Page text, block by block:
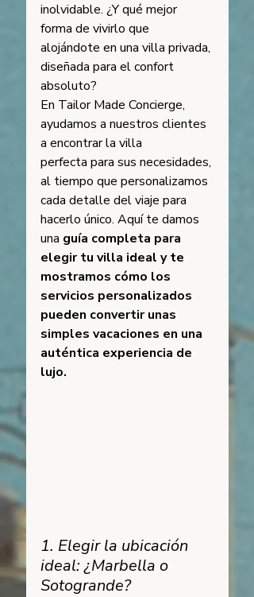
inolvidable. ¿Y qué mejor
forma de vivirlo que
alojándote en una villa privada,
diseñada para el confort
absoluto?
En Tailor Made Concierge,
ayudamos a nuestros clientes
a encontrar la villa
perfecta para sus necesidades,
al tiempo que personalizamos
cada detalle del viaje para
hacerlo único. Aquí te damos
una guía completa para
elegir tu villa ideal y te
mostramos cómo los
servicios personalizados
pueden convertir unas
simples vacaciones en una
auténtica experiencia de
lujo.
1. Elegir la ubicación
ideal: ¿Marbella o
Sotogrande?